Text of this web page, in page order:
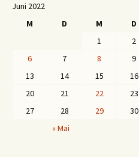
Juni 2022
M
D M D
1
2
6
7 8 9
13
14 15 16
20
21 22 23
27
28 29
30
« Mai